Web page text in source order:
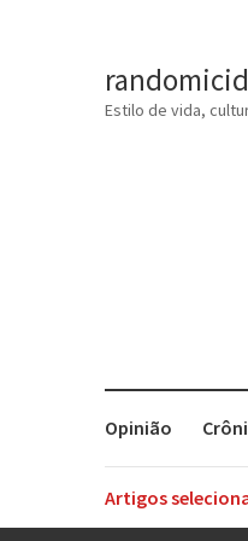
Estilo de vida,
Opinião
Artigos